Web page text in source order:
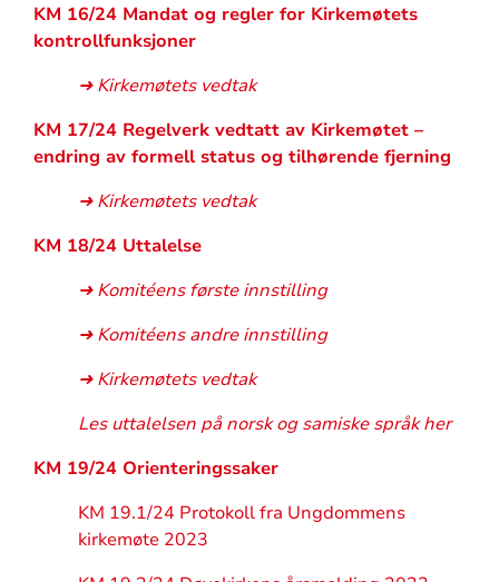
KM 16/24 Mandat og regler for Kirkemøtets
kontrollfunksjoner
➜ Kirkemøtets vedtak
KM 17/24 Regelverk vedtatt av Kirkemøtet –
endring av formell status og tilhørende fjerning
➜ Kirkemøtets vedtak
KM 18/24 Uttalelse
➜ Komitéens første innstilling
➜ Komitéens andre innstilling
➜ Kirkemøtets vedtak
Les uttalelsen på norsk og samiske språk her
KM 19/24 Orienteringssaker
KM 19.1/24 Protokoll fra Ungdommens
kirkemøte 2023